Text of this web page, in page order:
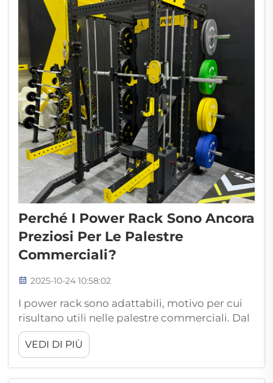
Perché I Power Rack Sono Ancora
Preziosi Per Le Palestre
Commerciali?
2025-10-24 10:58:02
I power rack sono adattabili, motivo per cui
risultano utili nelle palestre commerciali. Dal
momento che queste palestre servono una
vasta gamma di utenti, compresi principianti
assoluti e atleti altamente qualificati, i power
VEDI DI PIÙ